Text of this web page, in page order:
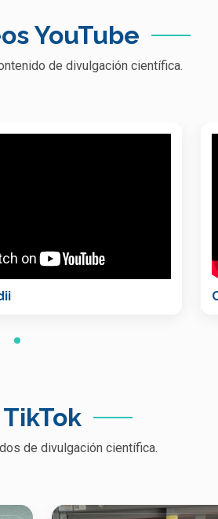
YouTube
de divulgación científica.
TikTok
de divulgación científica.